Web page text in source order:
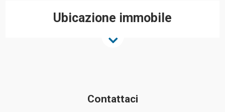
Ubicazione immobile
Contattaci